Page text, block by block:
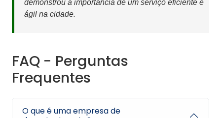
demonstrou a importância de um serviço eficiente e
ágil na cidade.
FAQ - Perguntas
Frequentes
O que é uma empresa de